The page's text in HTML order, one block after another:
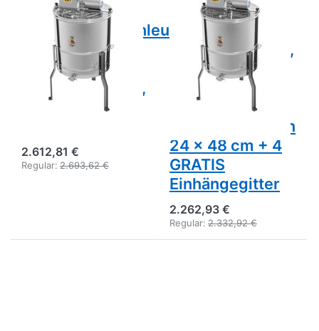
Logar 4-Waben-
Selbstwendeschleuder,
Kessel 63 cm,
Motor 110W,
vollelektronisch,
Rähmchen 23 x
2.612,81 €
Regular: 2.693,62 €
Logar 20/8-
Waben-
Radialschleuder,
Kessel 63 cm,
Vollautomatik
Antrieb, Motor
110W, Rähmchen
24 x 48 cm + 4
GRATIS
Einhängegitter
2.262,93 €
Regular: 2.332,92 €